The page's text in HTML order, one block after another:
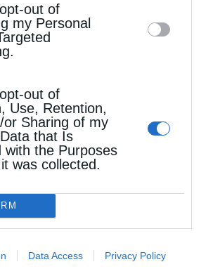
third parties.
out of
my Personal
out of
Use, Retention,
or Sharing of my
that Is
with the Purposes
was collected.
Data Access Privacy Policy
Άννης στα Ιεροσόλυμα
της Γεωργίας στο Πατριαρχείο